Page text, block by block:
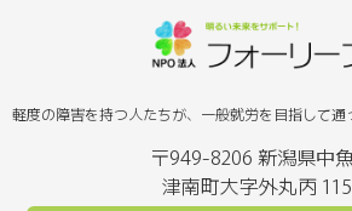
〒949-8206 新潟県中
津南町大字外丸丙